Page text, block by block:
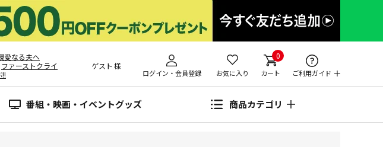
愛なる夫へ
ファーストクライ
ゲスト 様
ログイン・会員登録 お気に入り
0
カート ご利用ガイド
番組・映画・イベントグッズ 商品カテゴリ